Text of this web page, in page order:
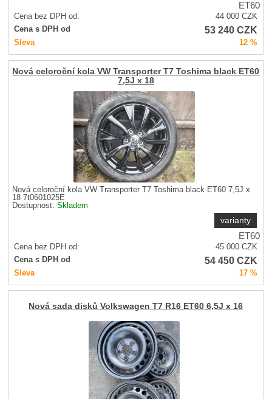
ET60
Cena bez DPH od: 44 000CZK
Cena s DPH od
53 240CZK
Sleva 12 %
Nová celoroční kola VW Transporter T7 Toshima black ET60
7,5J x 18
Nová celoroční kola VW Transporter T7 Toshima black ET60 7,5J x
18 7t0601025E
Dostupnost:Skladem
varianty
ET60
Cena bez DPH od: 45 000CZK
Cena s DPH od
54 450CZK
Sleva 17 %
Nová sada disků Volkswagen T7 R16 ET60 6,5J x 16